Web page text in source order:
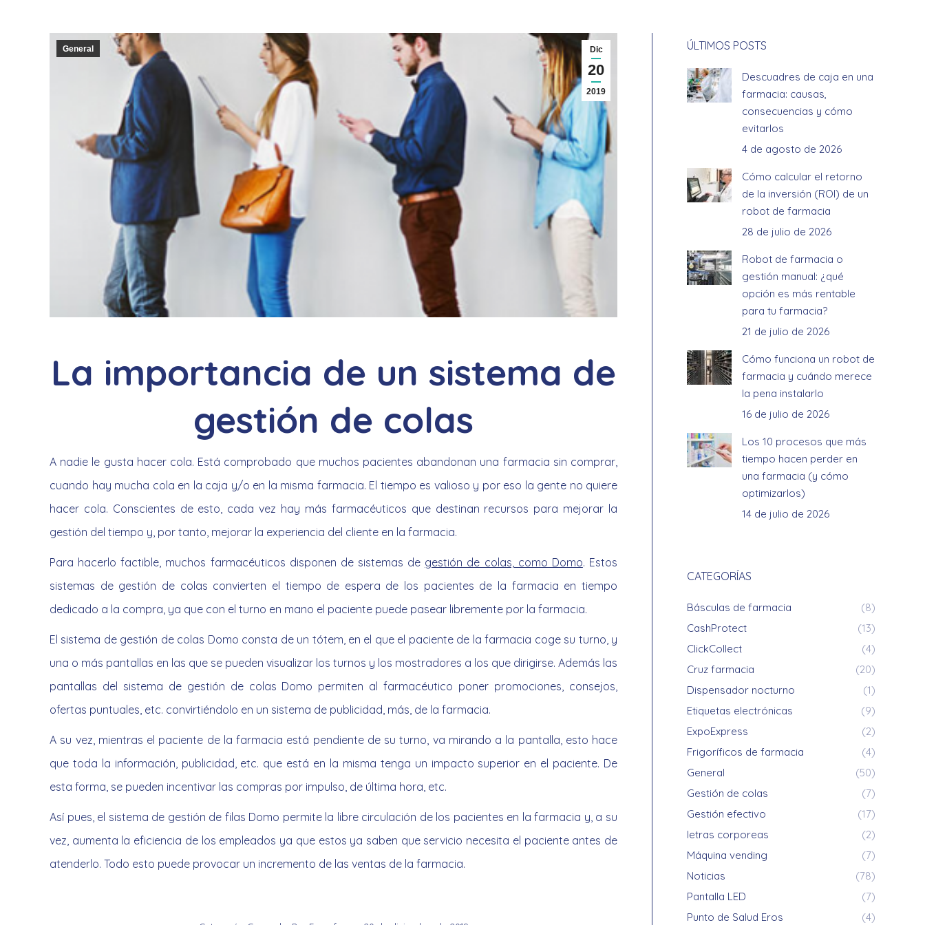
Dic
20
2019
General
La importancia de un sistema de
gestión de colas
A nadie le gusta hacer cola. Está comprobado que muchos pacientes abandonan una farmacia sin comprar,
cuando hay mucha cola en la caja y/o en la misma farmacia. El tiempo es valioso y por eso la gente no quiere
hacer cola. Conscientes de esto, cada vez hay más farmacéuticos que destinan recursos para mejorar la
gestión del tiempo y, por tanto, mejorar la experiencia del cliente en la farmacia.
Para hacerlo factible, muchos farmacéuticos disponen de sistemas de gestión de colas, como Domo. Estos
sistemas de gestión de colas convierten el tiempo de espera de los pacientes de la farmacia en tiempo
dedicado a la compra, ya que con el turno en mano el paciente puede pasear libremente por la farmacia.
El sistema de gestión de colas Domo consta de un tótem, en el que el paciente de la farmacia coge su turno, y
una o más pantallas en las que se pueden visualizar los turnos y los mostradores a los que dirigirse. Además las
pantallas del sistema de gestión de colas Domo permiten al farmacéutico poner promociones, consejos,
ofertas puntuales, etc. convirtiéndolo en un sistema de publicidad, más, de la farmacia.
A su vez, mientras el paciente de la farmacia está pendiente de su turno, va mirando a la pantalla, esto hace
que toda la información, publicidad, etc. que está en la misma tenga un impacto superior en el paciente. De
esta forma, se pueden incentivar las compras por impulso, de última hora, etc.
Así pues, el sistema de gestión de filas Domo permite la libre circulación de los pacientes en la farmacia y, a su
vez, aumenta la eficiencia de los empleados ya que estos ya saben que servicio necesita el paciente antes de
atenderlo. Todo esto puede provocar un incremento de las ventas de la farmacia.
ÚLTIMOS POSTS
Descuadres de caja en una
farmacia: causas,
consecuencias y cómo
evitarlos
4 de agosto de 2026
Cómo calcular el retorno
de la inversión (ROI) de un
robot de farmacia
28 de julio de 2026
Robot de farmacia o
gestión manual: ¿qué
opción es más rentable
para tu farmacia?
21 de julio de 2026
Cómo funciona un robot de
farmacia y cuándo merece
la pena instalarlo
16 de julio de 2026
Los 10 procesos que más
tiempo hacen perder en
una farmacia (y cómo
optimizarlos)
14 de julio de 2026
CATEGORÍAS
Básculas de farmacia
(8)
CashProtect
(13)
ClickCollect
(4)
Cruz farmacia
(20)
Dispensador nocturno
(1)
Etiquetas electrónicas
(9)
ExpoExpress
(2)
Frigoríficos de farmacia
(4)
General
(50)
Gestión de colas
(7)
Gestión efectivo
(17)
letras corporeas
(2)
Máquina vending
(7)
Noticias
(78)
Pantalla LED
(7)
Punto de Salud Eros
(4)